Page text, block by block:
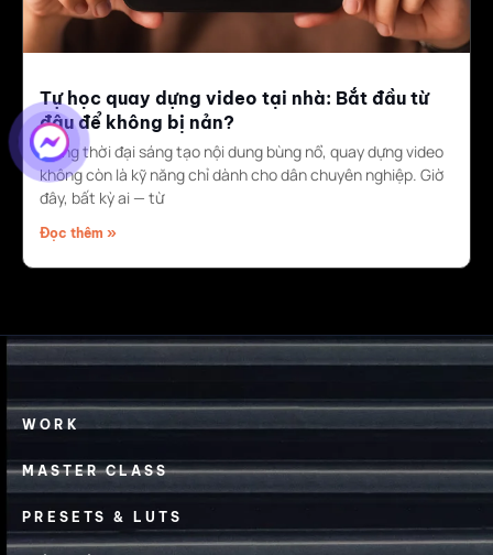
Tự học quay dựng video tại nhà: Bắt đầu từ
đâu để không bị nản?
Trong thời đại sáng tạo nội dung bùng nổ, quay dựng video
không còn là kỹ năng chỉ dành cho dân chuyên nghiệp. Giờ
đây, bất kỳ ai — từ
Đọc thêm »
WORK
MASTER CLASS
PRESETS & LUTS